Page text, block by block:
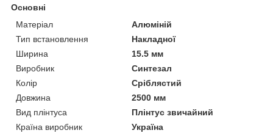
Основні
Матеріал
Алюміній
Тип встановлення
Накладної
Ширина
15.5 мм
Виробник
Синтезал
Колір
Сріблястий
Довжина
2500 мм
Вид плінтуса
Плінтус звичайний
Країна виробник
Україна